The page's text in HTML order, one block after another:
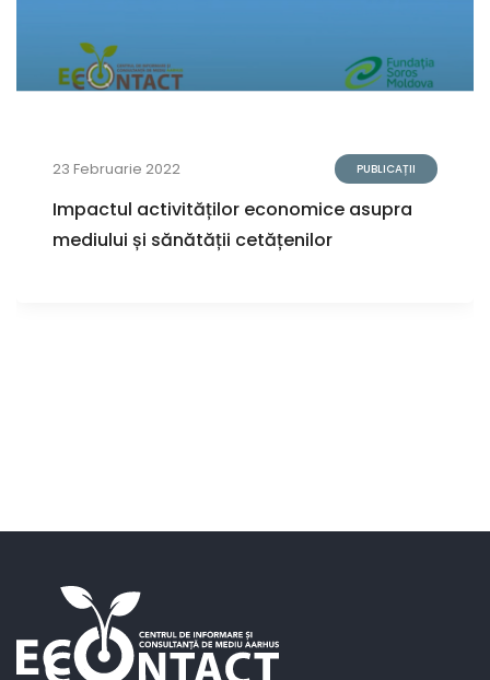
23 Februarie 2022 PUBLICAȚII
Impactul activităților economice asupra
mediului și sănătății cetățenilor